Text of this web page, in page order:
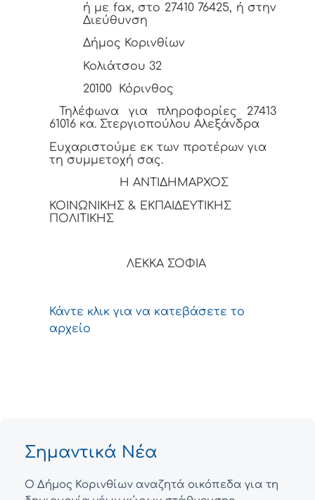
ή με fax, στο 27410 76425, ή στην
Διεύθυνση
Δήμος Κορινθίων
Κολιάτσου 32
20100
Κόρινθος
Τηλέφωνα για πληροφορίες 27413
61016 κα. Στεργιοπούλου Αλεξάνδρα
Ευχαριστούμε εκ των προτέρων για
τη συμμετοχή σας.
Η ΑΝΤΙΔΗΜΑΡΧΟΣ
ΚΟΙΝΩΝΙΚΗΣ & ΕΚΠΑΙΔΕΥΤΙΚΗΣ
ΠΟΛΙΤΙΚΗΣ
ΛΕΚΚΑ ΣΟΦΙΑ
Κάντε κλικ για να κατεβάσετε το
αρχείο
Σημαντικά Νέα
Ο Δήμος Κορινθίων αναζητά οικόπεδα για τη